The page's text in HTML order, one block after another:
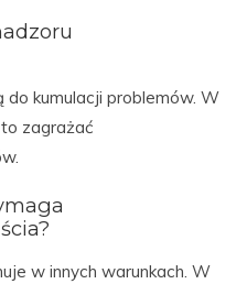
do kumulacji problemów. W
zagrażać
w innych warunkach. W